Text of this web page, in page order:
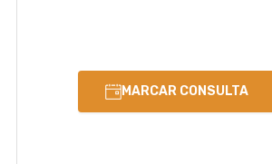
MARCAR CONSULTA